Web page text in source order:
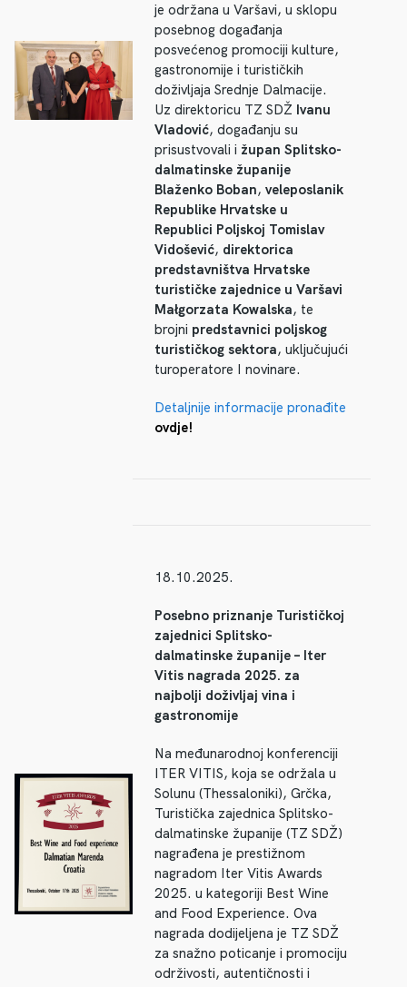
je održana u Varšavi, u sklopu
posebnog događanja
posvećenog promociji kulture,
gastronomije i turističkih
doživljaja Srednje Dalmacije.
Uz direktoricu TZ SDŽ Ivanu
Vladović, događanju su
prisustvovali i župan Splitsko-
dalmatinske županije
Blaženko Boban, veleposlanik
Republike Hrvatske u
Republici Poljskoj Tomislav
Vidošević, direktorica
predstavništva Hrvatske
turističke zajednice u Varšavi
Małgorzata Kowalska, te
brojni predstavnici poljskog
turističkog sektora, uključujući
turoperatore I novinare.
Detaljnije informacije pronađite
ovdje!
18.10.2025.
Posebno priznanje Turističkoj
zajednici Splitsko-
dalmatinske županije – Iter
Vitis nagrada 2025. za
najbolji doživljaj vina i
gastronomije
Na međunarodnoj konferenciji
ITER VITIS, koja se održala u
Solunu (Thessaloniki), Grčka,
Turistička zajednica Splitsko-
dalmatinske županije (TZ SDŽ)
nagrađena je prestižnom
nagradom Iter Vitis Awards
2025. u kategoriji Best Wine
and Food Experience. Ova
nagrada dodijeljena je TZ SDŽ
za snažno poticanje i promociju
održivosti, autentičnosti i